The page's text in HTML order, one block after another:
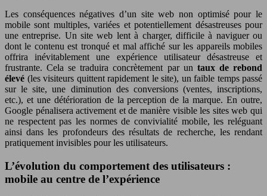
Les conséquences négatives d’un site web non optimisé pour le
mobile sont multiples, variées et potentiellement désastreuses pour
une entreprise. Un site web lent à charger, difficile à naviguer ou
dont le contenu est tronqué et mal affiché sur les appareils mobiles
offrira inévitablement une expérience utilisateur désastreuse et
frustrante. Cela se traduira concrètement par un taux de rebond
élevé (les visiteurs quittent rapidement le site), un faible temps passé
sur le site, une diminution des conversions (ventes, inscriptions,
etc.), et une détérioration de la perception de la marque. En outre,
Google pénalisera activement et de manière visible les sites web qui
ne respectent pas les normes de convivialité mobile, les reléguant
ainsi dans les profondeurs des résultats de recherche, les rendant
pratiquement invisibles pour les utilisateurs.
L’évolution du comportement des utilisateurs :
mobile au centre de l’expérience